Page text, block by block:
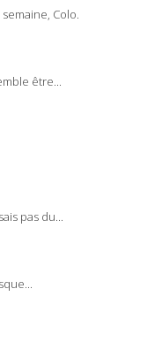
Colo.
être...
pas du...